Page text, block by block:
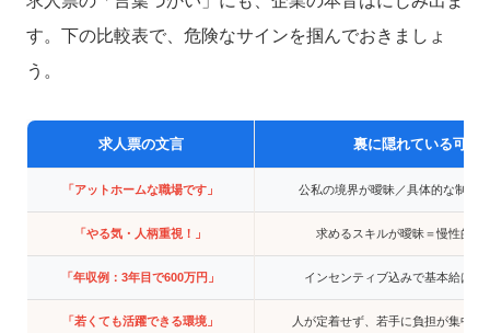
す。下の比較表で、危険なサインを掴んでおきましょ
う。
求人票の文言 裏に隠れている可能
「アットホームな職場です」 公私の境界が曖昧／具体的な制度
「やる気・人柄重視！」 求めるスキルが曖昧＝慢性的な
「年収例：3年目で600万円」 インセンティブ込みで基本給は低
「若くても活躍できる環境」 人が定着せず、若手に負担が集中し